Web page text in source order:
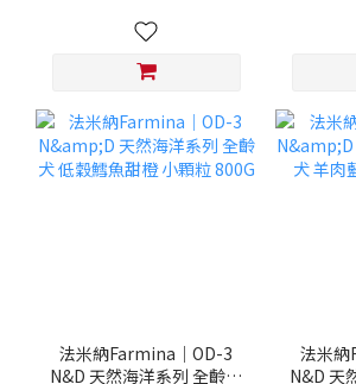
法米納Farmina｜OD-3
N&D 天然海洋系列 全齡犬
法米
N&D 天